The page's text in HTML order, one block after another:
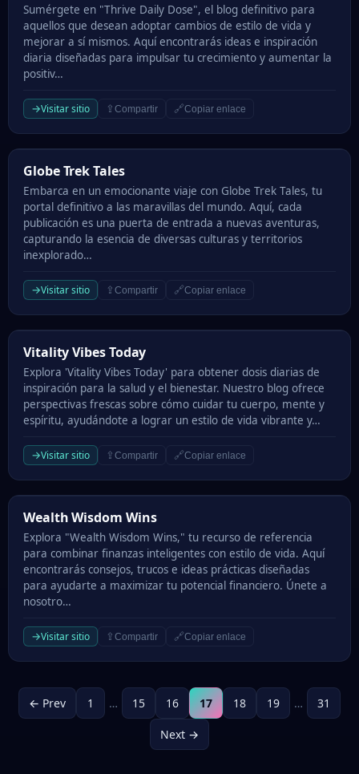
Sumérgete en "Thrive Daily Dose", el blog definitivo para
aquellos que desean adoptar cambios de estilo de vida y
mejorar a sí mismos. Aquí encontrarás ideas e inspiración
diaria diseñadas para impulsar tu crecimiento y aumentar la
positiv…
→Visitar sitio ⇪ Compartir 🔗Copiar enlace
Globe Trek Tales
Globe Trek Tales
Embarca en un emocionante viaje con Globe Trek Tales, tu
portal definitivo a las maravillas del mundo. Aquí, cada
publicación es una puerta de entrada a nuevas aventuras,
capturando la esencia de diversas culturas y territorios
inexplorado…
→Visitar sitio ⇪ Compartir 🔗Copiar enlace
Vitality Vibes Today
Vitality Vibes Today
Explora 'Vitality Vibes Today' para obtener dosis diarias de
inspiración para la salud y el bienestar. Nuestro blog ofrece
perspectivas frescas sobre cómo cuidar tu cuerpo, mente y
espíritu, ayudándote a lograr un estilo de vida vibrante y…
→Visitar sitio ⇪ Compartir 🔗Copiar enlace
Wealth Wisdom Wins
Wealth Wisdom Wins
Explora "Wealth Wisdom Wins," tu recurso de referencia
para combinar finanzas inteligentes con estilo de vida. Aquí
encontrarás consejos, trucos e ideas prácticas diseñadas
para ayudarte a maximizar tu potencial financiero. Únete a
nosotro…
→Visitar sitio ⇪ Compartir 🔗Copiar enlace
← Prev 1 … 15 16 17 18 19 … 31
Next →